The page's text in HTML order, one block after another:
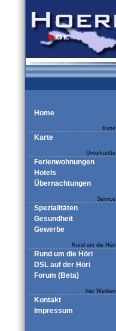
Home
Karte
Karte
Unterkünfte
Ferienwohnungen
Hotels
Übernachtungen
Service
Spezialitäten
Gesundheit
Gewerbe
Rund um die Höri
Rund um die Höri
DSL auf der Höri
Forum (Beta)
hier Werben
Kontakt
Impressum